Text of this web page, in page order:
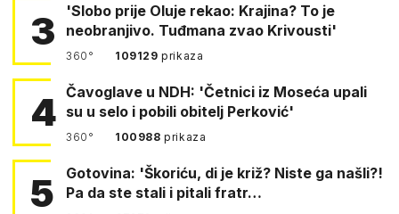
3
'Slobo prije Oluje rekao: Krajina? To je
neobranjivo. Tuđmana zvao Krivousti'
360° 109129prikaza
4 Čavoglave u NDH: 'Četnici iz Moseća upali
su u selo i pobili obitelj Perković'
360° 100988prikaza
5
Gotovina: 'Škoriću, di je križ? Niste ga našli?!
Pa da ste stali i pitali fratr…